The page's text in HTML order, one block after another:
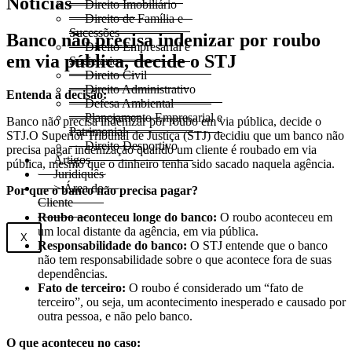
Direito Imobiliário
Direito de Família e
Sucessões
Direito Empresarial e
Societário
Direito Civil
Direito Administrativo
Defesa Ambiental
Planejamento Empresarial e
Patrimonial
Direito Desportivo
Artigos
Juridiquês
> Área do
Cliente
X
Banco não precisa indenizar por roubo
em via pública, decide o STJ
Entenda a decisão:
Banco não precisa indenizar por roubo em via pública, decide o
STJ.O Superior Tribunal de Justiça (STJ) decidiu que um banco não
precisa pagar indenização quando um cliente é roubado em via
pública, mesmo que o dinheiro tenha sido sacado naquela agência.
Por que o banco não precisa pagar?
Roubo aconteceu longe do banco: O roubo aconteceu em
um local distante da agência, em via pública.
Responsabilidade do banco: O STJ entende que o banco
não tem responsabilidade sobre o que acontece fora de suas
dependências.
Fato de terceiro: O roubo é considerado um “fato de
terceiro”, ou seja, um acontecimento inesperado e causado por
outra pessoa, e não pelo banco.
O que aconteceu no caso: